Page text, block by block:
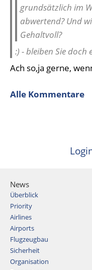
grundsätzlich im
abwertend? Und
Gehaltvoll?
:) - bleiben Sie
Ach so,ja gerne,
Alle Kommentare
News
Überblick
Priority
Airlines
Airports
Flugzeugbau
Sicherheit
Organisation